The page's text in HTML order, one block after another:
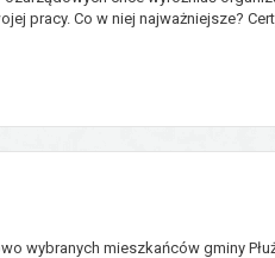
pracy. Co w niej najważniejsze?
wybranych mieszkańców gminy